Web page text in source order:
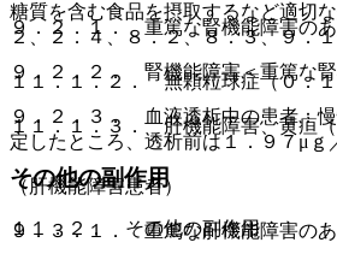
９．２．１． 重篤な腎機能障害の
９．２．２． 腎機能障害＜重篤な
９．２．３． 血液透析中の患者：
定したところ、透析前は１．９７μ
（肝機能障害患者）
９．３．１． 重篤な肝機能障害の
糖質を含む食品を摂取するなど適切
２、２．４、８．２、８．３、９．
１１．１．２． 無顆粒球症（０．１
１１．１．３． 肝機能障害、黄疸
その他の副作用
１１．２． その他の副作用